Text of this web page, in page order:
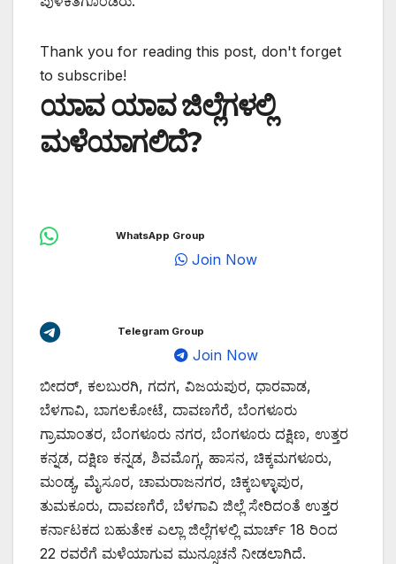
Thank you for reading this post, don't forget
to subscribe!
ಯಾವ ಯಾವ ಜಿಲ್ಲೆಗಳಲ್ಲಿ
ಮಳೆಯಾಗಲಿದೆ?
WhatsApp Group
Join Now
Telegram Group
Join Now
ಬೀದರ್, ಕಲಬುರಗಿ, ಗದಗ, ವಿಜಯಪುರ, ಧಾರವಾಡ,
ಬೆಳಗಾವಿ, ಬಾಗಲಕೋಟೆ, ದಾವಣಗೆರೆ, ಬೆಂಗಳೂರು
ಗ್ರಾಮಾಂತರ, ಬೆಂಗಳೂರು ನಗರ, ಬೆಂಗಳೂರು ದಕ್ಷಿಣ, ಉತ್ತರ
ಕನ್ನಡ, ದಕ್ಷಿಣ ಕನ್ನಡ, ಶಿವಮೊಗ್ಗ, ಹಾಸನ, ಚಿಕ್ಕಮಗಳೂರು,
ಮಂಡ್ಯ, ಮೈಸೂರ, ಚಾಮರಾಜನಗರ, ಚಿಕ್ಕಬಳ್ಳಾಪುರ,
ತುಮಕೂರು, ದಾವಣಗೆರೆ, ಬೆಳಗಾವಿ ಜಿಲ್ಲೆ ಸೇರಿದಂತೆ ಉತ್ತರ
ಕರ್ನಾಟಕದ ಬಹುತೇಕ ಎಲ್ಲಾ ಜಿಲ್ಲೆಗಳಲ್ಲಿ ಮಾರ್ಚ್ 18 ರಿಂದ
22 ರವರೆಗೆ ಮಳೆಯಾಗುವ ಮುನ್ಸೂಚನೆ ನೀಡಲಾಗಿದೆ.